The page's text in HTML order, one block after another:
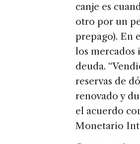
canje es
otro por un
prepago). En
los
deuda.
reservas de
renovado y
el acuerdo
Monetario